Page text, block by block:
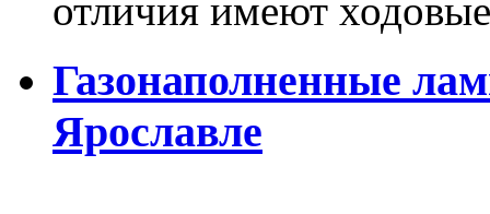
отличия имеют
Газонаполненные
Ярославле